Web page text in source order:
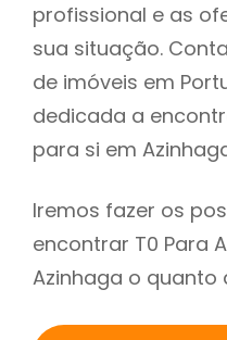
profissional e as
sua situação.
de imóveis em
dedicada a
para si em
Iremos fazer os
encontrar T0 Para
Azinhaga o quanto